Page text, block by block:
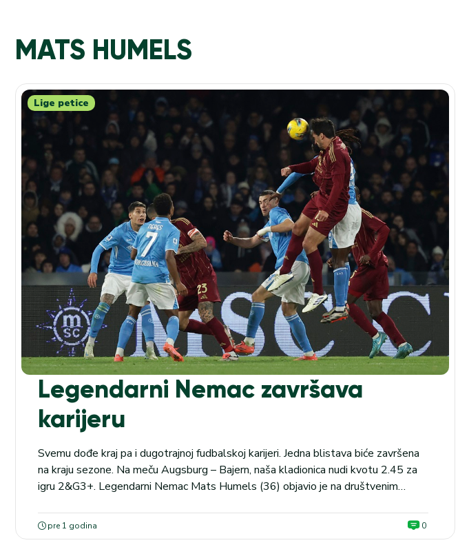
MATS HUMELS
Lige petice
Legendarni Nemac završava
karijeru
Svemu dođe kraj pa i dugotrajnoj fudbalskoj karijeri. Jedna blistava biće završena
na kraju sezone. Na meču Augsburg – Bajern, naša kladionica nudi kvotu 2.45 za
igru 2&G3+. Legendarni Nemac Mats Humels (36) objavio je na društvenim
redovima se nije...
pre 1 godina 0